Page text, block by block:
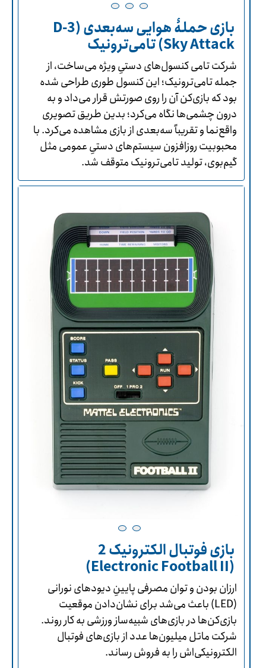
بازی حملۀ هوایی سه‌بعدی (3-D
Sky Attack) تامی‌ترونیک
شرکت تامی کنسول‌های دستیِ ویژه می‌ساخت، از
جمله تامی‌ترونیک؛ این کنسول طوری طراحی شده
بود که بازی‌کن آن را روی صورتش قرار می‌داد و به
درون چشمی‌ها نگاه می‌کرد؛ بدین طریق تصویری
واقع‌نما و تقریباً سه‌بعدی از بازی مشاهده می‌کرد. با
محبوبیت روزافزون سیستم‌های دستیِ عمومی مثل
گیم‌بوی، تولید تامی‌ترونیک متوقف شد.
بازی فوتبال الکترونیک 2
ارزان بودن و توان مصرفی پایینِ دیودهای نورانی
(LED) باعث می‌شد برای نشان‌دادن موقعیت
بازی‌کن‌ها در بازی‌های شبیه‌ساز ورزشی به کار روند.
شرکت ماتل میلیون‌ها عدد از بازی‌های فوتبال
الکترونیکی‌اش را به فروش رساند.